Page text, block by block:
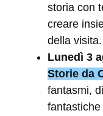
storia con
creare
della visita.
Lunedì 3
Storie da
fantasmi,